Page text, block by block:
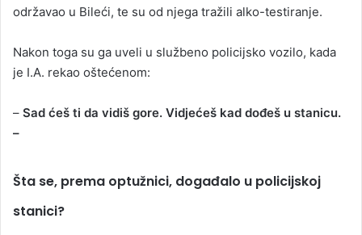
održavao u Bileći, te su od njega tražili alko-testiranje.
Nakon toga su ga uveli u službeno policijsko vozilo, kada
je I.A. rekao oštećenom:
– Sad ćeš ti da vidiš gore. Vidjećeš kad dođeš u stanicu.
–
Šta se, prema optužnici, događalo u policijskoj
stanici?